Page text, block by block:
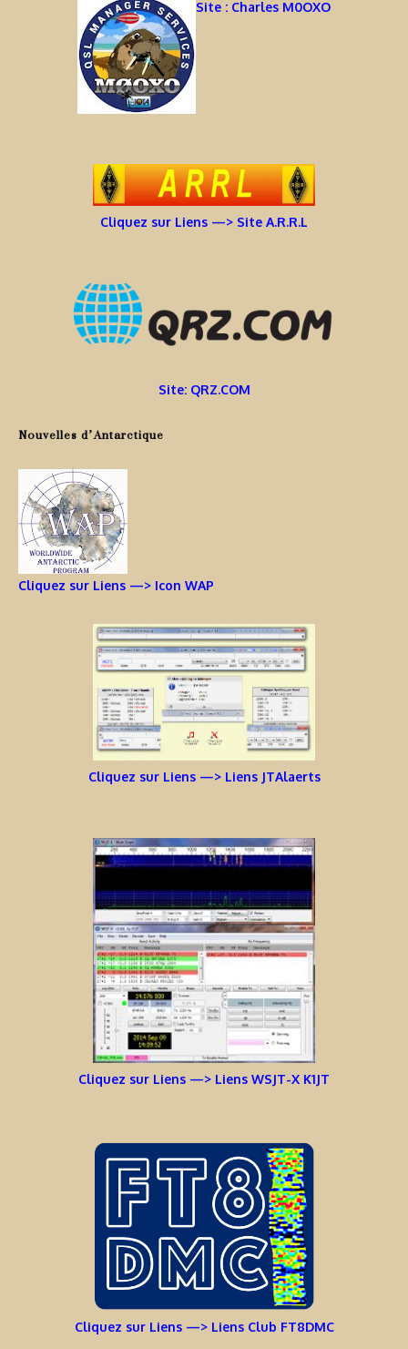
Site : Charles M0OXO
Cliquez sur Liens —> Site A.R.R.L
Site: QRZ.COM
Nouvelles d’Antarctique
Cliquez sur Liens —> Icon WAP
Cliquez sur Liens —> Liens JTAlaerts
Cliquez sur Liens —> Liens WSJT-X K1JT
Cliquez sur Liens —> Liens Club FT8DMC